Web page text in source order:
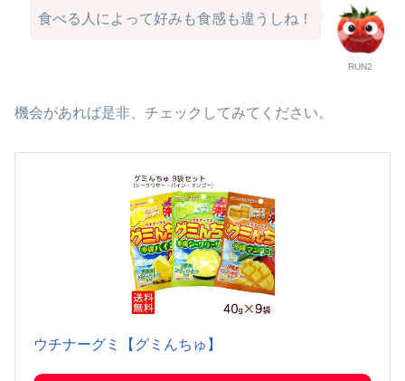
RUN2
食べる人によって好みも食感も違うしね！
機会があれば是非、チェックしてみてください。
ウチナーグミ【グミんちゅ】